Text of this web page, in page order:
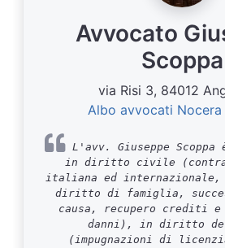
Avvocato
Scoppa
via Risi 3, 84012
Albo avvocati Nocera
L'avv. Giuseppe
in diritto civile
italiana ed
diritto di famiglia,
causa, recupero crediti e
danni), in diritto
(impugnazioni di